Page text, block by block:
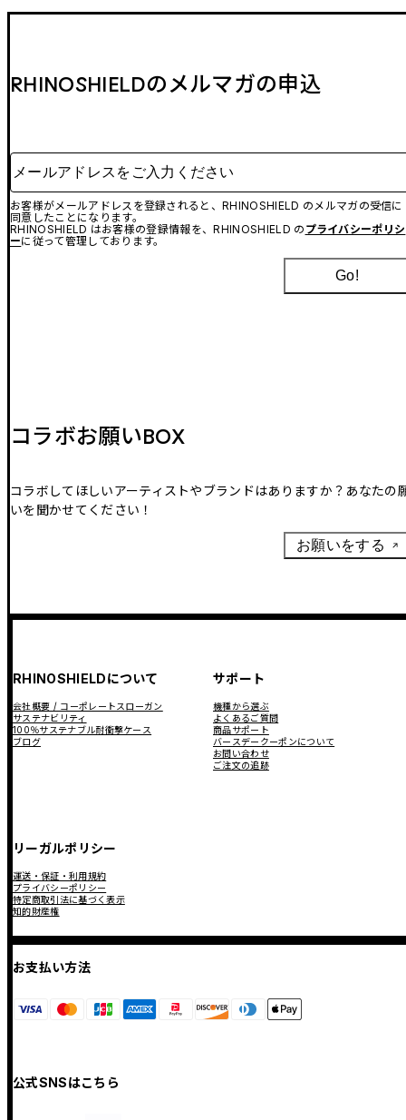
RHINOSHIELDのメルマガの申込
メールアドレスをご入力ください
お客様がメールアドレスを登録されると、RHINOSHIELD のメルマガの受信に
同意したことになります。
RHINOSHIELD はお客様の登録情報を、RHINOSHIELD の プライバシーポリシ
ーに従って管理しております。
Go!
コラボお願いBOX
コラボしてほしいアーティストやブランドはありますか？あなたの
いを聞かせてください！
お願いをする
RHINOSHIELDについて
会社概要 / コーポレートスローガン
サステナビリティ
100％サステナブル耐衝撃ケース
ブログ
サポート
機種から選ぶ
よくあるご質問
商品サポート
バースデークーポンについて
お問い合わせ
ご注文の追跡
リーガルポリシー
運送・保証・利用規約
プライバシーポリシー
特定商取引法に基づく表示
知的財産権
お支払い方法
公式SNSはこちら